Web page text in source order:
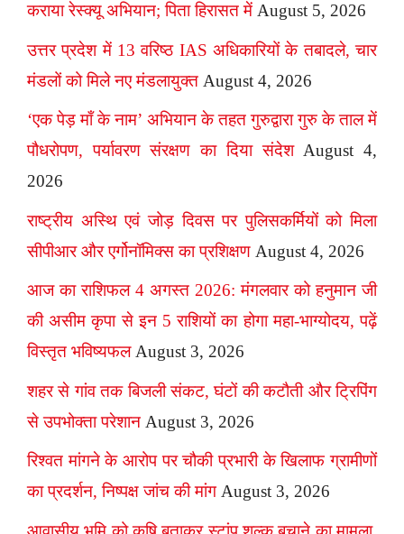
कराया रेस्क्यू अभियान; पिता हिरासत में August 5, 2026
उत्तर प्रदेश में 13 वरिष्ठ IAS अधिकारियों के तबादले, चार
मंडलों को मिले नए मंडलायुक्त August 4, 2026
‘एक पेड़ माँ के नाम’ अभियान के तहत गुरुद्वारा गुरु के ताल में
पौधरोपण, पर्यावरण संरक्षण का दिया संदेश August 4,
2026
राष्ट्रीय अस्थि एवं जोड़ दिवस पर पुलिसकर्मियों को मिला
सीपीआर और एर्गोनॉमिक्स का प्रशिक्षण August 4, 2026
आज का राशिफल 4 अगस्त 2026: मंगलवार को हनुमान जी
की असीम कृपा से इन 5 राशियों का होगा महा-भाग्योदय, पढ़ें
विस्तृत भविष्यफल August 3, 2026
शहर से गांव तक बिजली संकट, घंटों की कटौती और ट्रिपिंग
से उपभोक्ता परेशान August 3, 2026
रिश्वत मांगने के आरोप पर चौकी प्रभारी के खिलाफ ग्रामीणों
का प्रदर्शन, निष्पक्ष जांच की मांग August 3, 2026